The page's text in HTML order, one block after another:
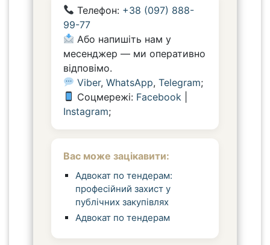
Телефон: +38 (097) 888-
99-77
Або напишіть нам у
месенджер — ми оперативно
відповімо.
Viber,WhatsApp,Telegram;
Соцмережі: Facebook
Instagram;
Вас може зацікавити:
Адвокат по тендерам:
професійний захист у
публічних закупівлях
Адвокат по тендерам